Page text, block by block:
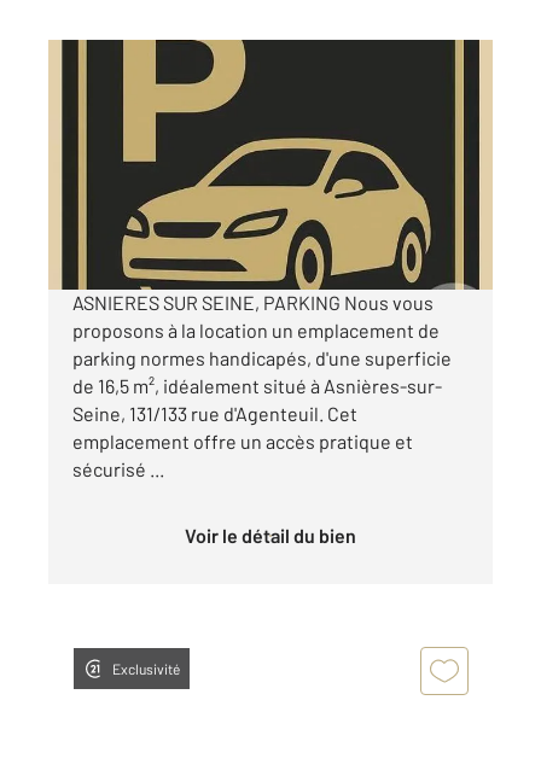
ASNIERES SUR SEINE 92
Ref : 30031
Parking à louer
90 €
par mois charges comprises
ASNIERES SUR SEINE, PARKING Nous vous
proposons à la location un emplacement de
parking normes handicapés, d'une superficie
de 16,5 m², idéalement situé à Asnières-sur-
Seine, 131/133 rue d'Agenteuil. Cet
emplacement offre un accès pratique et
sécurisé ...
Voir le détail du bien
Exclusivité